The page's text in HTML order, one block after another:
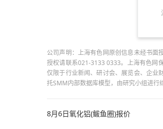
公司声明：上海有色网原创信息未经书面
授权请联系021-3133 0333。上海有色网
仅限于行业新闻、研讨会、展览会、企业
托SMM内部数据库模型，由研究小组进行
8月6日氧化铝(鲅鱼圈)报价